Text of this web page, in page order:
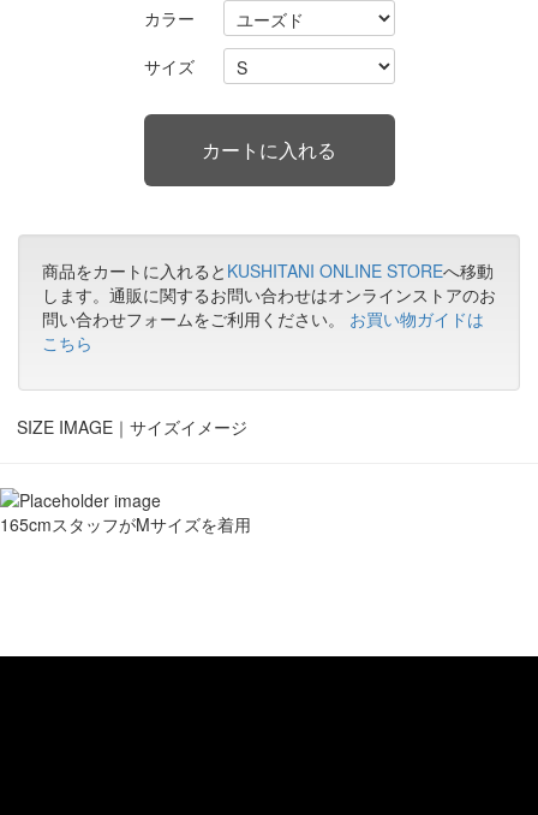
カラー
サイズ
商品をカートに入れると KUSHITANI ONLINE STOREへ移動
します。通販に関するお問い合わせはオンラインストアのお
問い合わせフォームをご利用ください。 お買い物ガイドは
こちら
SIZE IMAGE｜ サイズイメージ
165cmスタッフがMサイズを着用